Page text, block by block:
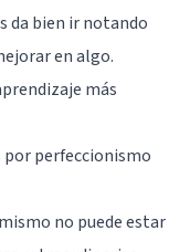
da bien ir notando
en algo.
más
por perfeccionismo
no puede estar